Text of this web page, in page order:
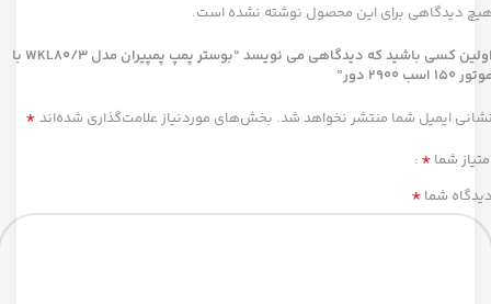
دیدگاهی برای این محصول نوشته نشده است.
اولین کسی باشید که دیدگاهی می نویسد “بوستر پمپ پمپیران مدل WKL80/3 با
150 اسب 2900 دور”
ایمیل شما منتشر نخواهد شد. بخش‌های موردنیاز علامت‌گذاری شده‌اند *
شما *
شما *